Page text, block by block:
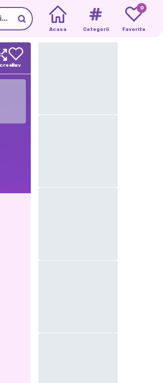
Acasa Categorii
0
Favorite